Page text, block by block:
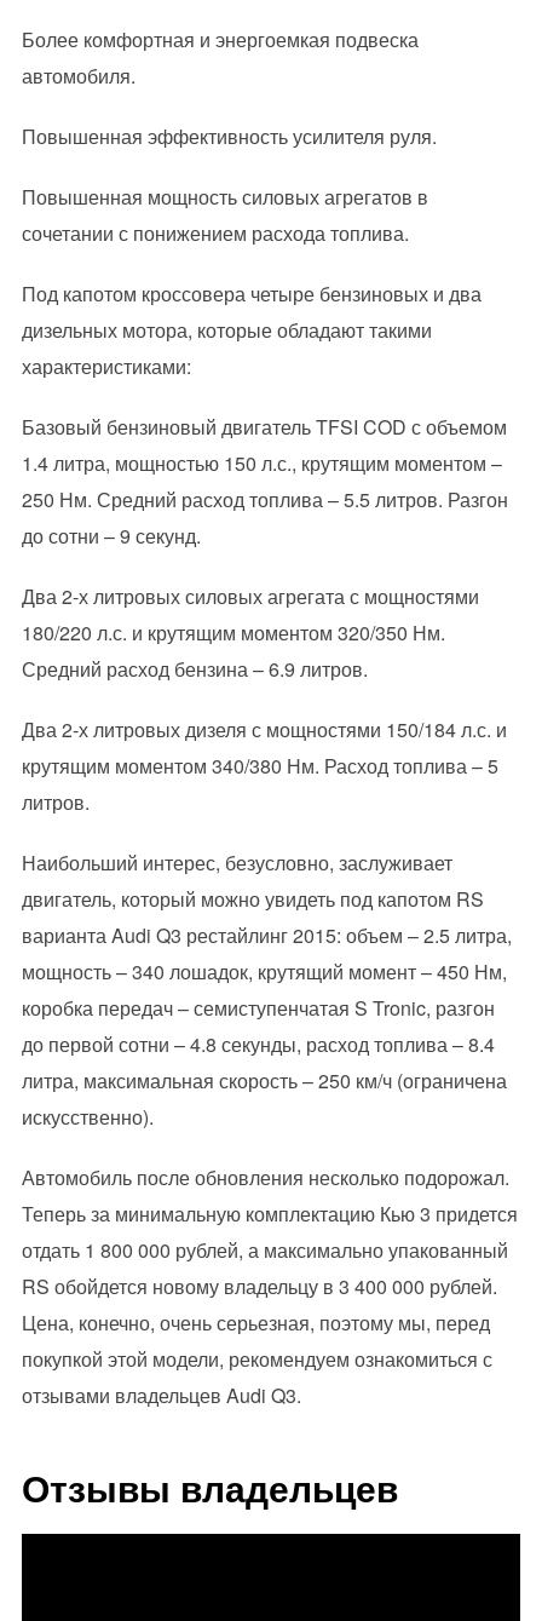
Более комфортная и энергоемкая подвеска
автомобиля.
Повышенная эффективность усилителя руля.
Повышенная мощность силовых агрегатов в
сочетании с понижением расхода топлива.
Под капотом кроссовера четыре бензиновых и два
дизельных мотора, которые обладают такими
характеристиками:
Базовый бензиновый двигатель TFSI COD с объемом
1.4 литра, мощностью 150 л.с., крутящим моментом –
250 Нм. Средний расход топлива – 5.5 литров. Разгон
до сотни – 9 секунд.
Два 2-х литровых силовых агрегата с мощностями
180/220 л.с. и крутящим моментом 320/350 Нм.
Средний расход бензина – 6.9 литров.
Два 2-х литровых дизеля с мощностями 150/184 л.с. и
крутящим моментом 340/380 Нм. Расход топлива – 5
литров.
Наибольший интерес, безусловно, заслуживает
двигатель, который можно увидеть под капотом RS
варианта Audi Q3 рестайлинг 2015: объем – 2.5 литра,
мощность – 340 лошадок, крутящий момент – 450 Нм,
коробка передач – семиступенчатая S Tronic, разгон
до первой сотни – 4.8 секунды, расход топлива – 8.4
литра, максимальная скорость – 250 км/ч (ограничена
искусственно).
Автомобиль после обновления несколько подорожал.
Теперь за минимальную комплектацию Кью 3 придется
отдать 1 800 000 рублей, а максимально упакованный
RS обойдется новому владельцу в 3 400 000 рублей.
Цена, конечно, очень серьезная, поэтому мы, перед
покупкой этой модели, рекомендуем ознакомиться с
отзывами владельцев Audi Q3.
Отзывы владельцев